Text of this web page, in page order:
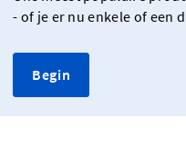
- of je er nu enkele of een
Begin